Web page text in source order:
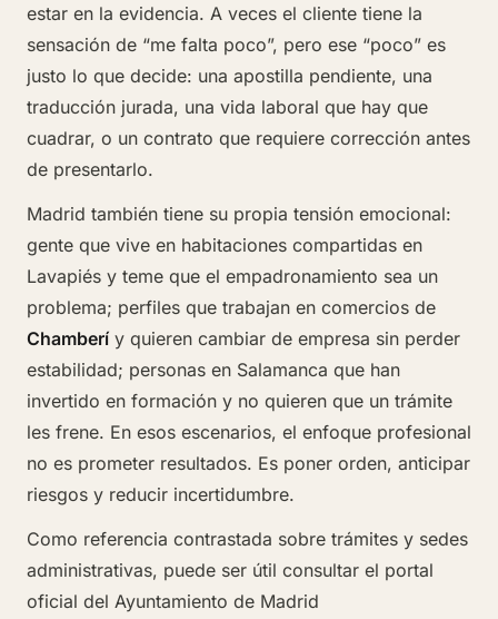
estar en la evidencia. A veces el cliente tiene la
sensación de “me falta poco”, pero ese “poco” es
justo lo que decide: una apostilla pendiente, una
traducción jurada, una vida laboral que hay que
cuadrar, o un contrato que requiere corrección antes
de presentarlo.
Madrid también tiene su propia tensión emocional:
gente que vive en habitaciones compartidas en
Lavapiés y teme que el empadronamiento sea un
problema; perfiles que trabajan en comercios de
Chamberí y quieren cambiar de empresa sin perder
estabilidad; personas en Salamanca que han
invertido en formación y no quieren que un trámite
les frene. En esos escenarios, el enfoque profesional
no es prometer resultados. Es poner orden, anticipar
riesgos y reducir incertidumbre.
Como referencia contrastada sobre trámites y sedes
administrativas, puede ser útil consultar el portal
oficial del Ayuntamiento de Madrid